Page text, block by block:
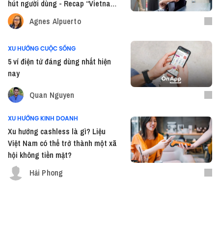
hút người dùng - Recap “Vietnam
Innovators” tập 33
Agnes Alpuerto
XU HƯỚNG CUỘC SỐNG
5 ví điện tử đáng dùng nhất hiện
nay
Quan Nguyen
XU HƯỚNG KINH DOANH
Xu hướng cashless là gì? Liệu
Việt Nam có thể trở thành một xã
hội không tiền mặt?
Hải Phong